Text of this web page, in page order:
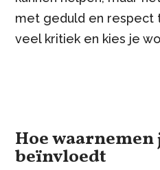
met geduld en respect
veel kritiek en kies je
Hoe
beïnvloedt